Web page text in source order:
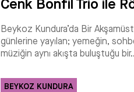
Beykoz Kundura’da Bir
günlerine yayılan; yemeğin,
müziğin aynı akışta buluştuğu
BEYKOZ KUNDURA